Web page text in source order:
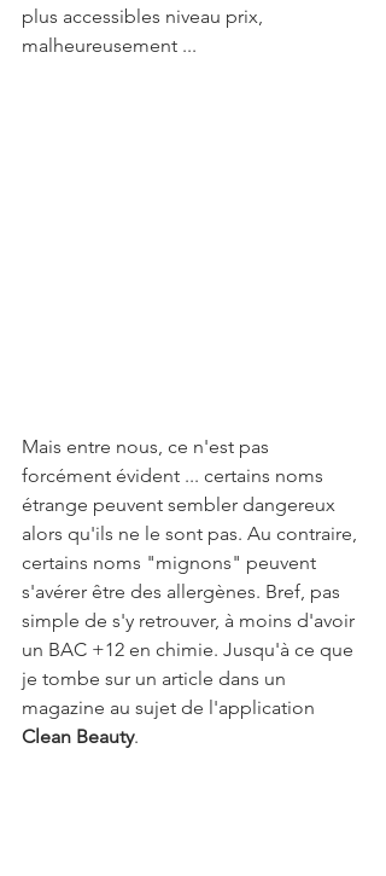
plus accessibles niveau prix,
malheureusement ...
Mais entre nous, ce n'est pas
forcément évident ... certains noms
étrange peuvent sembler dangereux
alors qu'ils ne le sont pas. Au contraire,
certains noms "mignons" peuvent
s'avérer être des allergènes. Bref, pas
simple de s'y retrouver, à moins d'avoir
un BAC +12 en chimie. Jusqu'à ce que
je tombe sur un article dans un
magazine au sujet de l'application
Clean Beauty.